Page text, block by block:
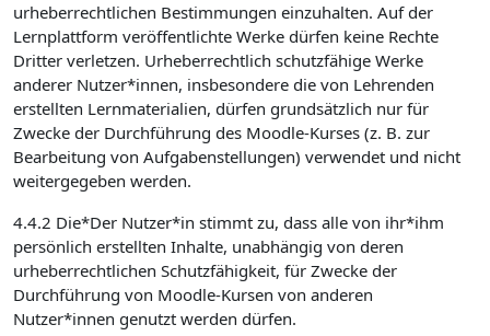
urheberrechtlichen Bestimmungen einzuhalten. Auf der
Lernplattform veröffentlichte Werke dürfen keine Rechte
Dritter verletzen. Urheberrechtlich schutzfähige Werke
anderer Nutzer*innen, insbesondere die von Lehrenden
erstellten Lernmaterialien, dürfen grundsätzlich nur für
Zwecke der Durchführung des Moodle-Kurses (z. B. zur
Bearbeitung von Aufgabenstellungen) verwendet und nicht
weitergegeben werden.
4.4.2 Die*Der Nutzer*in stimmt zu, dass alle von ihr*ihm
persönlich erstellten Inhalte, unabhängig von deren
urheberrechtlichen Schutzfähigkeit, für Zwecke der
Durchführung von Moodle-Kursen von anderen
Nutzer*innen genutzt werden dürfen.